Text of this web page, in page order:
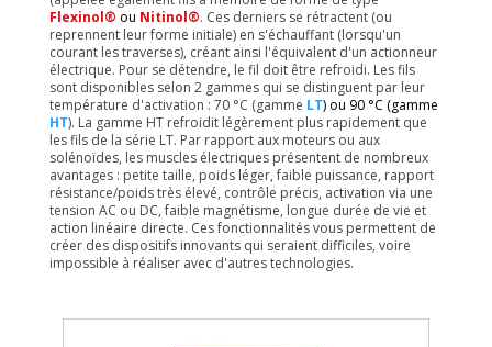
Flexinol® ou Nitinol®. Ces derniers se rétractent (ou
reprennent leur forme initiale) en s'échauffant (lorsqu'un
courant les traverses), créant ainsi l'équivalent d'un actionneur
électrique. Pour se détendre, le fil doit être refroidi. Les fils
sont disponibles selon 2 gammes qui se distinguent par leur
température d'activation : 70 °C (gamme LT) ou 90 °C (gamme
HT). La gamme HT refroidit légèrement plus rapidement que
les fils de la série LT. Par rapport aux moteurs ou aux
solénoïdes, les muscles électriques présentent de nombreux
avantages : petite taille, poids léger, faible puissance, rapport
résistance/poids très élevé, contrôle précis, activation via une
tension AC ou DC, faible magnétisme, longue durée de vie et
action linéaire directe. Ces fonctionnalités vous permettent de
créer des dispositifs innovants qui seraient difficiles, voire
impossible à réaliser avec d'autres technologies.